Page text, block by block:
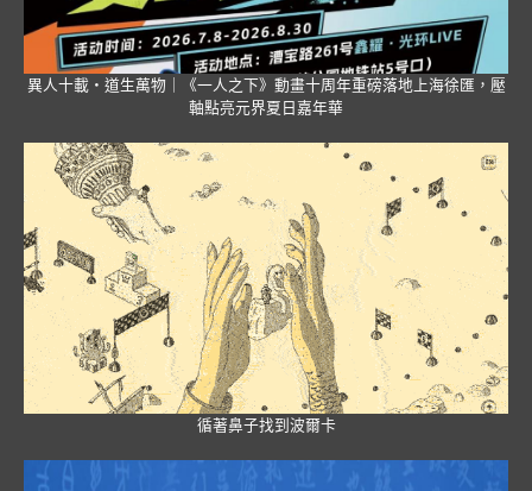
異人十載・道生萬物｜《一人之下》動畫十周年重磅落地上海徐匯，壓
軸點亮元界夏日嘉年華
循著鼻子找到波爾卡